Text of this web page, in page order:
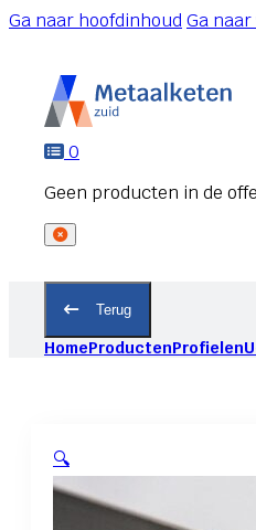
Ga naar hoofdinhoudGa
0
Terug
HomeProductenProfielen
🔍